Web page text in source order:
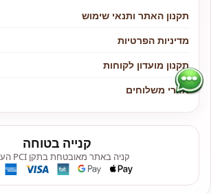
תקנון האתר ותנאי שימוש
מדיניות הפרטיות
תקנון מועדון לקוחות
אזורי משלוחים
קנייה בטוחה
קניה באתר מאובטחת בתקן PCI העולמי